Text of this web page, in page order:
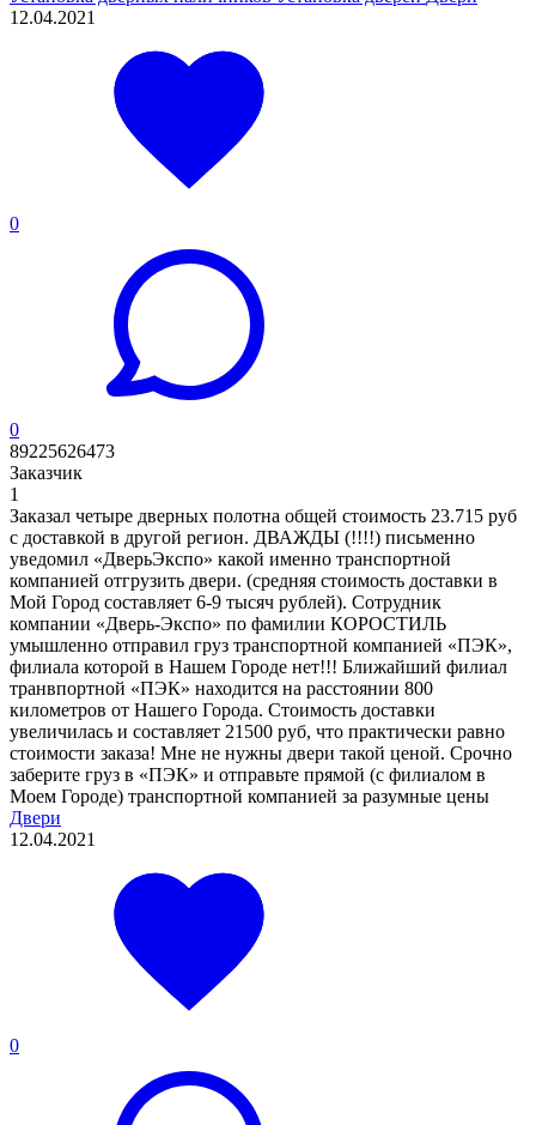
12.04.2021
0
0
89225626473
Заказчик
1
Заказал четыре дверных полотна общей стоимость 23.715 руб
с доставкой в другой регион. ДВАЖДЫ (!!!!) письменно
уведомил «ДверьЭкспо» какой именно транспортной
компанией отгрузить двери. (средняя стоимость доставки в
Мой Город составляет 6-9 тысяч рублей). Сотрудник
компании «Дверь-Экспо» по фамилии КОРОСТИЛЬ
умышленно отправил груз транспортной компанией «ПЭК»,
филиала которой в Нашем Городе нет!!! Ближайший филиал
транвпортной «ПЭК» находится на расстоянии 800
километров от Нашего Города. Стоимость доставки
увеличилась и составляет 21500 руб, что практически равно
стоимости заказа! Мне не нужны двери такой ценой. Срочно
заберите груз в «ПЭК» и отправьте прямой (с филиалом в
Моем Городе) транспортной компанией за разумные цены
Двери
12.04.2021
0